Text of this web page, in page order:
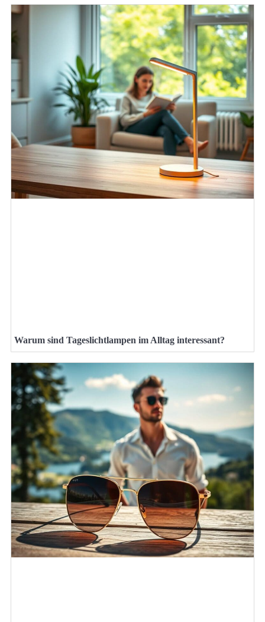
Warum sind Tageslichtlampen im Alltag interessant?